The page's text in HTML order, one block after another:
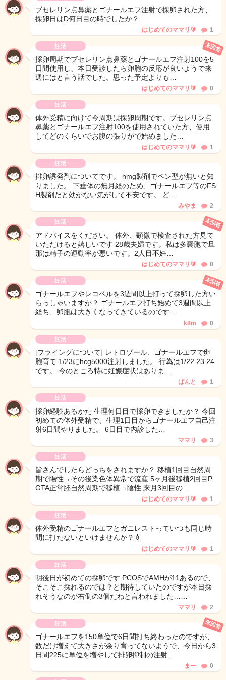
ブセレリン点鼻薬とゴナールエフ注射で採卵された方、
採卵日はD何日目の時でしたか？
はじめてのママリ🔰 1
妊活
採卵周期でブセレリン点鼻薬とゴナールエフ注射100を5
日間使用し、本日受診したら卵胞の反応が良いようで来
週にはと言う話でした。思った予定よりも…
未回答
はじめてのママリ🔰 0
妊活
体外受精に向けて今周期は採卵周期です。ブセレリン点
鼻薬とゴナールエフ注射100を使用されていた方、使用
してどのくらいでお腹の張りがで始めました…
はじめてのママリ🔰 1
妊活
排卵誘発剤についてです。 hmg製剤でペン型が無いと知
りました。 下垂体の無月経のため、ゴナールエフ等のFS
H製剤だと効かない気がして不安です。 ど…
みやま 2
妊活
アドバイスをください。 体外、顕微で検査された方見て
いただけると嬉しいです 28歳夫婦です。私は多嚢胞で旦
那は精子の運動率が悪いです。2人目不妊…
未回答
はじめてのママリ🔰 0
妊活
ゴナールエフやレコベルを3週間以上打って採卵した方い
らっしゃいますか？ ゴナールエフ打ち始めて3週間以上
経ち、卵胞は大きくなってきているのです…
未回答
k8m 0
妊活
[フライングについて] レトロゾール、ゴナールエフで卵
胞育て 1/23にhcg5000注射しました。 行為は1/22.23.24
です。 今のところ特に妊娠症状はありま…
ぱんと 1
妊活
採卵経験あるかた 生理何日目で採卵できましたか？ 今回
初めての体外受精で、生理1日目からゴナールエフ自己注
射6日間やりました。 6日目で内診した…
ママリ 3
妊活
皆さんでしたらどっちをされますか？ 移植1回目自然周
期で陽性→その後染色体異常で流産 5ヶ月後移植2回目P
GTA正常胚自然周期で移植→陰性 来月3回目の…
はじめてのママリ🔰 1
妊活
体外受精のゴナールエフとガニレストっていつも同じ時
間に打たないといけませんか？💉
はじめてのママリ🔰 1
妊活
明後日が初めての採卵です PCOSでAMHが11あるので、
そこそこ採れるのでは？と期待していたのですが本日採
れそうなのが右側の3個だねと言われました……
ママリ 2
妊活
ゴナールエフを150単位で6日間打ち終わったのですが、
数だけ増えて大きさが余り育ってないようで、今日から3
日間225に単位を増やして排卵抑制の注射…
未回答
まー 0